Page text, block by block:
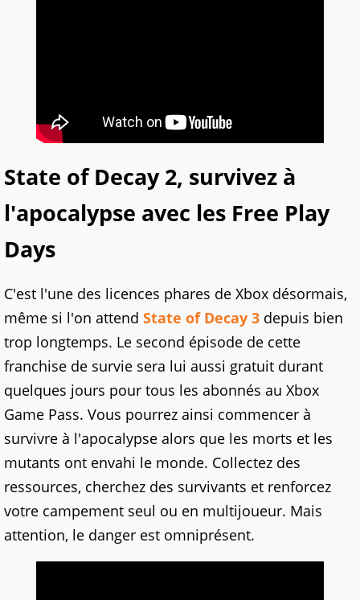
State of Decay 2, survivez à
l'apocalypse avec les Free Play
Days
C'est l'une des licences phares de Xbox désormais,
même si l'on attend State of Decay 3 depuis bien
trop longtemps. Le second épisode de cette
franchise de survie sera lui aussi gratuit durant
quelques jours pour tous les abonnés au Xbox
Game Pass. Vous pourrez ainsi commencer à
survivre à l'apocalypse alors que les morts et les
mutants ont envahi le monde. Collectez des
ressources, cherchez des survivants et renforcez
votre campement seul ou en multijoueur. Mais
attention, le danger est omniprésent.